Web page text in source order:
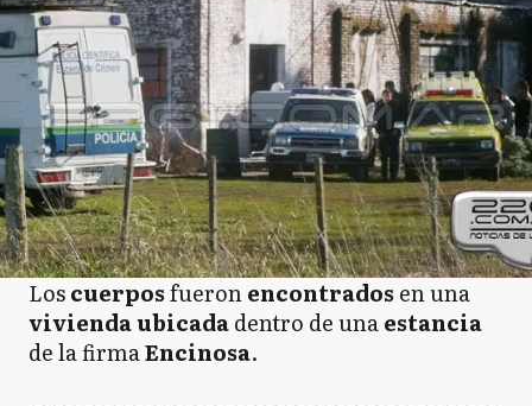
Loscuerposfueronencontrados en una
viviendaubicadadentro de unaestancia
de la firmaEncinosa.